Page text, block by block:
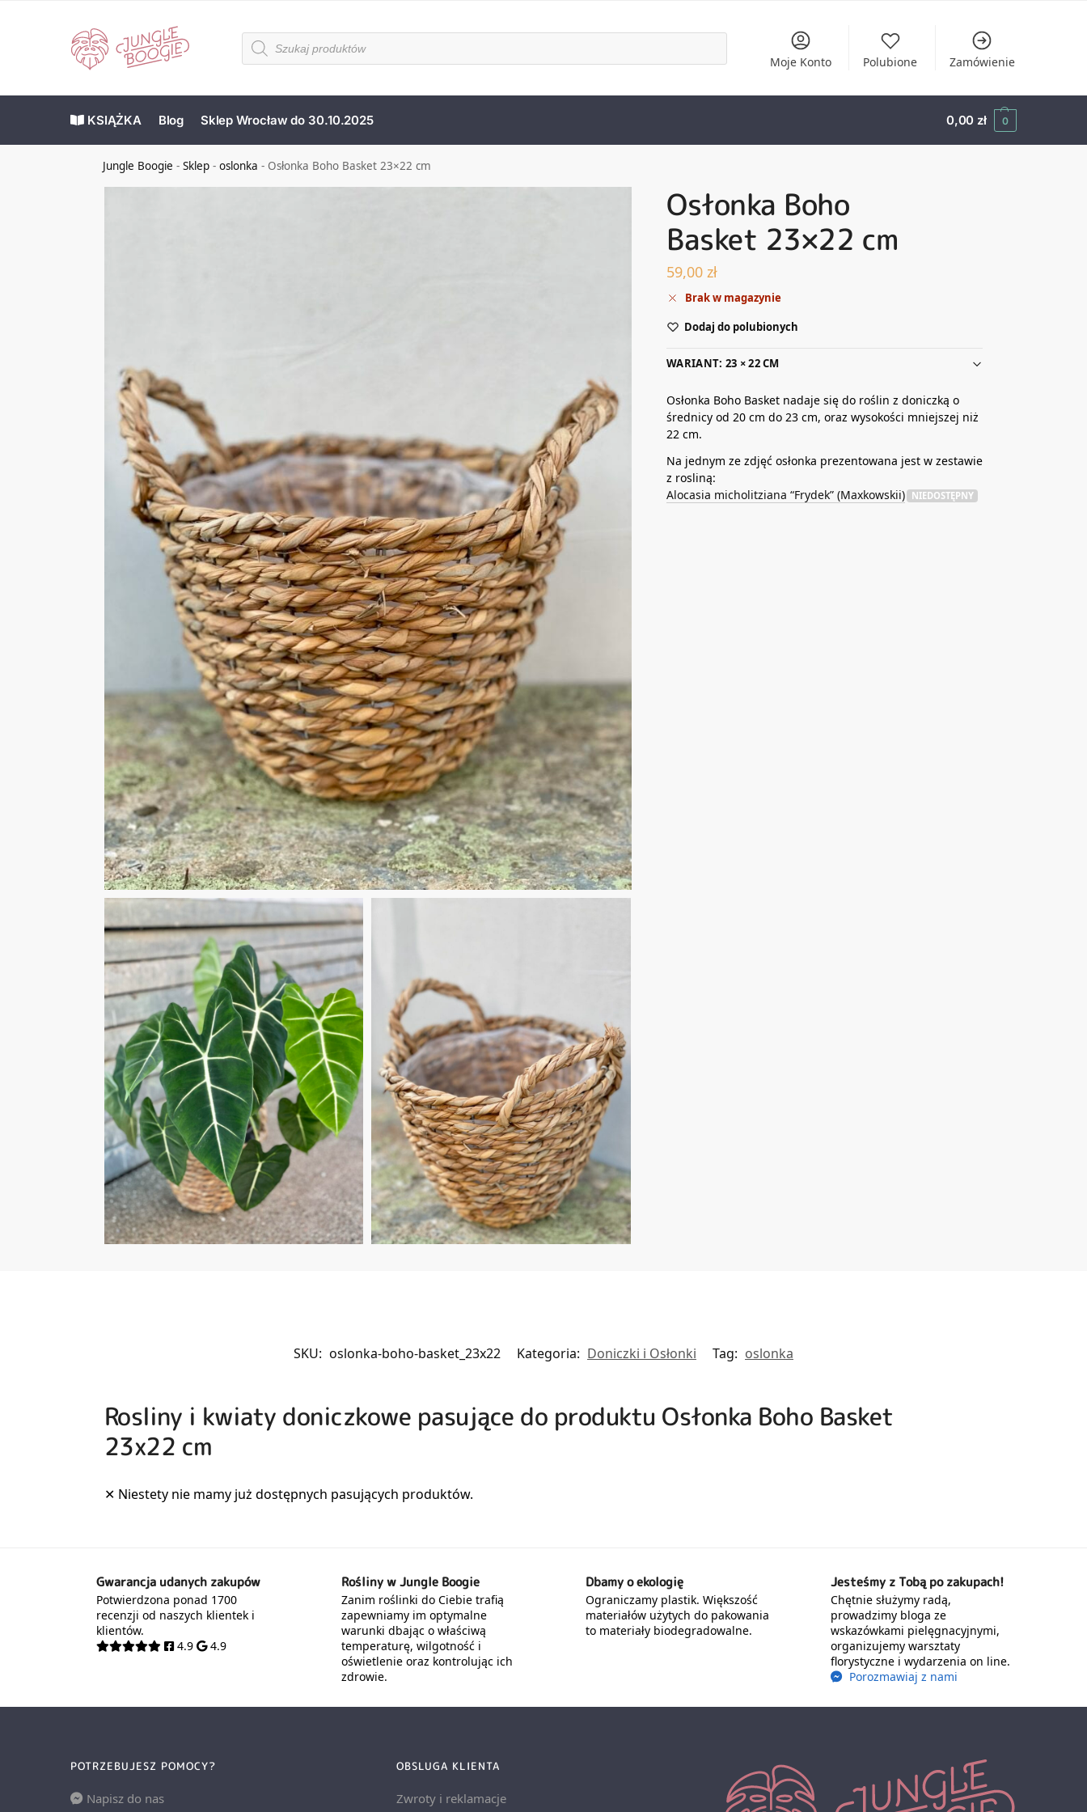
Moje Konto Polubione Zamówienie
KSIĄŻKA Blog Sklep Wrocław do 30.10.2025 0,00 zł 0
Jungle Boogie -Sklep -oslonka - Osłonka Boho Basket 23×22 cm
Osłonka Boho
Basket 23×22 cm
59,00 zł
Brak w magazynie
Dodaj do polubionych
WARIANT: 23 × 22 CM
Osłonka Boho Basket nadaje się do roślin z doniczką o
średnicy od 20 cm do 23 cm, oraz wysokości mniejszej niż
22 cm.
Na jednym ze zdjęć osłonka prezentowana jest w zestawie
z rosliną:
Alocasia micholitziana “Frydek” (Maxkowskii) NIEDOSTĘPNY
SKU: oslonka-boho-basket_23x22 Kategoria: Doniczki i Osłonki Tag: oslonka
Rosliny i kwiaty doniczkowe pasujące do produktu Osłonka Boho Basket
23x22 cm
Gwarancja udanych zakupów
Potwierdzona ponad 1700
recenzji od naszych klientek i
klientów.
4.9
4.9
Rośliny w Jungle Boogie
Zanim roślinki do Ciebie trafią
zapewniamy im optymalne
warunki dbając o właściwą
temperaturę, wilgotność i
oświetlenie oraz kontrolując ich
zdrowie.
Dbamy o ekologię
Ograniczamy plastik. Większość
materiałów użytych do pakowania
to materiały biodegradowalne.
Jesteśmy z Tobą po zakupach!
Chętnie służymy radą,
prowadzimy bloga ze
wskazówkami pielęgnacyjnymi,
organizujemy warsztaty
florystyczne i wydarzenia on line.
Porozmawiaj z nami
POTRZEBUJESZ POMOCY?
Napisz do nas
OBSLUGA KLIENTA
Zwroty i reklamacje